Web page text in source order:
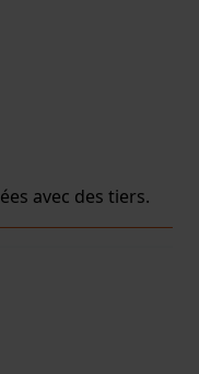
avec des tiers.